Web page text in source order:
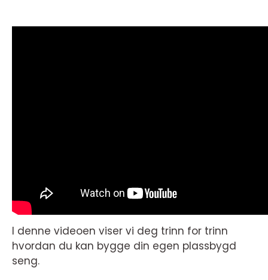
I denne videoen viser vi deg trinn for trinn
hvordan du kan bygge din egen plassbygd
seng.